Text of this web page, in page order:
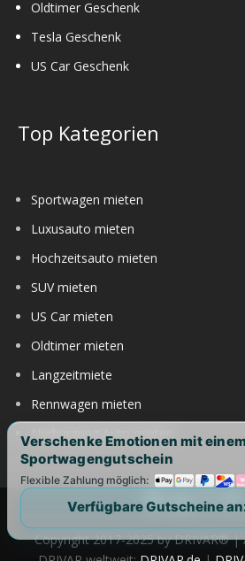
Oldtimer Geschenk
Tesla Geschenk
US Car Geschenk
Top Kategorien
Sportwagen mieten
Luxusauto mieten
Hochzeitsauto mieten
SUV mieten
US Car mieten
Oldtimer mieten
Langzeitmiete
Rennwagen mieten
Nürburgring Auto mieten
Copyright 2017-2025 by DRIVAR® |
Verschenke Emotionen mit einem
Sportwagengutschein
Flexible Zahlung möglich:
Verfügbare Gutscheine